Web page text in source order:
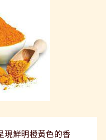
現鮮明橙黃色的香